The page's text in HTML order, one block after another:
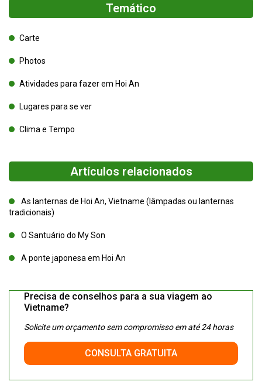
Temático
Carte
Photos
Atividades para fazer em Hoi An
Lugares para se ver
Clima e Tempo
Artículos relacionados
As lanternas de Hoi An, Vietname (lâmpadas ou lanternas
tradicionais)
O Santuário do My Son
A ponte japonesa em Hoi An
Precisa de conselhos para a sua viagem ao
Vietname?
Solicite um orçamento sem compromisso em até 24 horas
CONSULTA GRATUITA